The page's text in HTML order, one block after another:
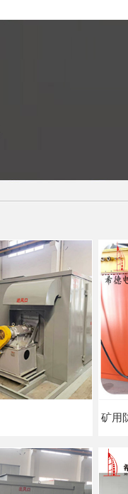
矿用